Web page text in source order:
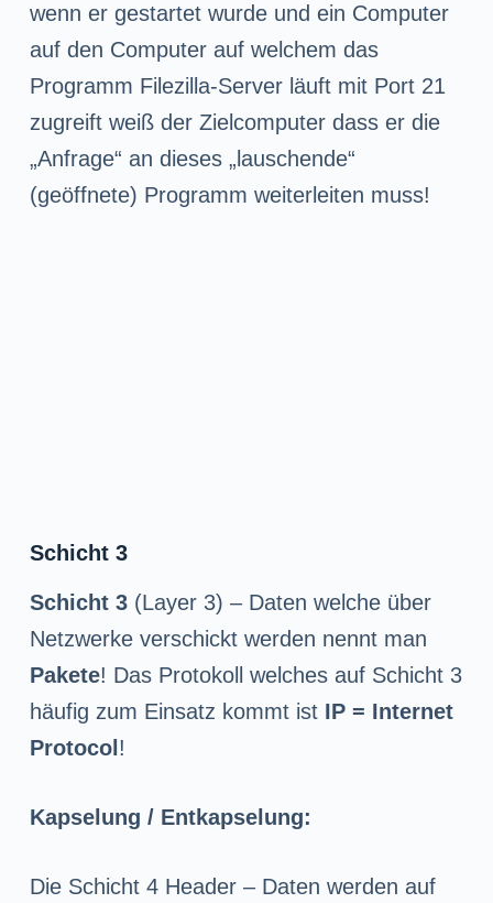
wenn er gestartet wurde und ein Computer
auf den Computer auf welchem das
Programm Filezilla-Server läuft mit Port 21
zugreift weiß der Zielcomputer dass er die
„Anfrage“ an dieses „lauschende“
(geöffnete) Programm weiterleiten muss!
Schicht 3
Schicht 3(Layer 3) – Daten welche über
Netzwerke verschickt werden nennt man
Pakete! Das Protokoll welches auf Schicht 3
häufig zum Einsatz kommt ist IP = Internet
Protocol!
Kapselung / Entkapselung:
Die Schicht 4 Header – Daten werden auf